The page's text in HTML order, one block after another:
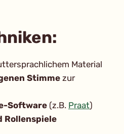
Material
Stimmezur
Software (z.B. Praat)
Rollenspiele